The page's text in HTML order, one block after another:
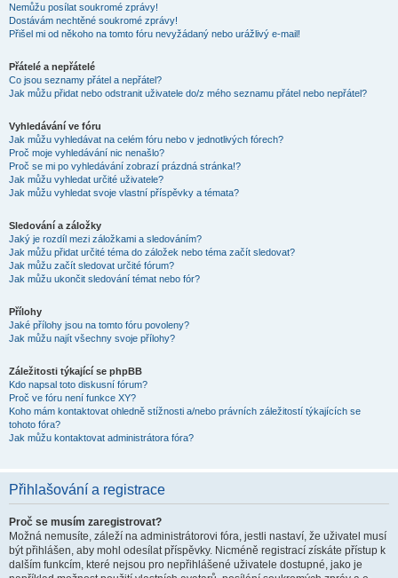
Nemůžu posílat soukromé zprávy!
Dostávám nechtěné soukromé zprávy!
Přišel mi od někoho na tomto fóru nevyžádaný nebo urážlivý e-mail!
Přátelé a nepřátelé
Co jsou seznamy přátel a nepřátel?
Jak můžu přidat nebo odstranit uživatele do/z mého seznamu přátel nebo nepřátel?
Vyhledávání ve fóru
Jak můžu vyhledávat na celém fóru nebo v jednotlivých fórech?
Proč moje vyhledávání nic nenašlo?
Proč se mi po vyhledávání zobrazí prázdná stránka!?
Jak můžu vyhledat určité uživatele?
Jak můžu vyhledat svoje vlastní příspěvky a témata?
Sledování a záložky
Jaký je rozdíl mezi záložkami a sledováním?
Jak můžu přidat určité téma do záložek nebo téma začít sledovat?
Jak můžu začít sledovat určité fórum?
Jak můžu ukončit sledování témat nebo fór?
Přílohy
Jaké přílohy jsou na tomto fóru povoleny?
Jak můžu najít všechny svoje přílohy?
Záležitosti týkající se phpBB
Kdo napsal toto diskusní fórum?
Proč ve fóru není funkce XY?
Koho mám kontaktovat ohledně stížnosti a/nebo právních záležitostí týkajících se
tohoto fóra?
Jak můžu kontaktovat administrátora fóra?
Přihlašování a registrace
Proč se musím zaregistrovat?
Možná nemusíte, záleží na administrátorovi fóra, jestli nastaví, že uživatel musí
být přihlášen, aby mohl odesílat příspěvky. Nicméně registrací získáte přístup k
dalším funkcím, které nejsou pro nepřihlášené uživatele dostupné, jako je